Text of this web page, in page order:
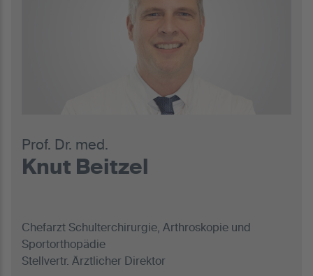
Prof. Dr. med.
Knut Beitzel
Chefarzt Schulterchirurgie, Arthroskopie und
Sportorthopädie
Stellvertr. Ärztlicher Direktor